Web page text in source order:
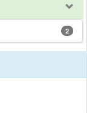
2